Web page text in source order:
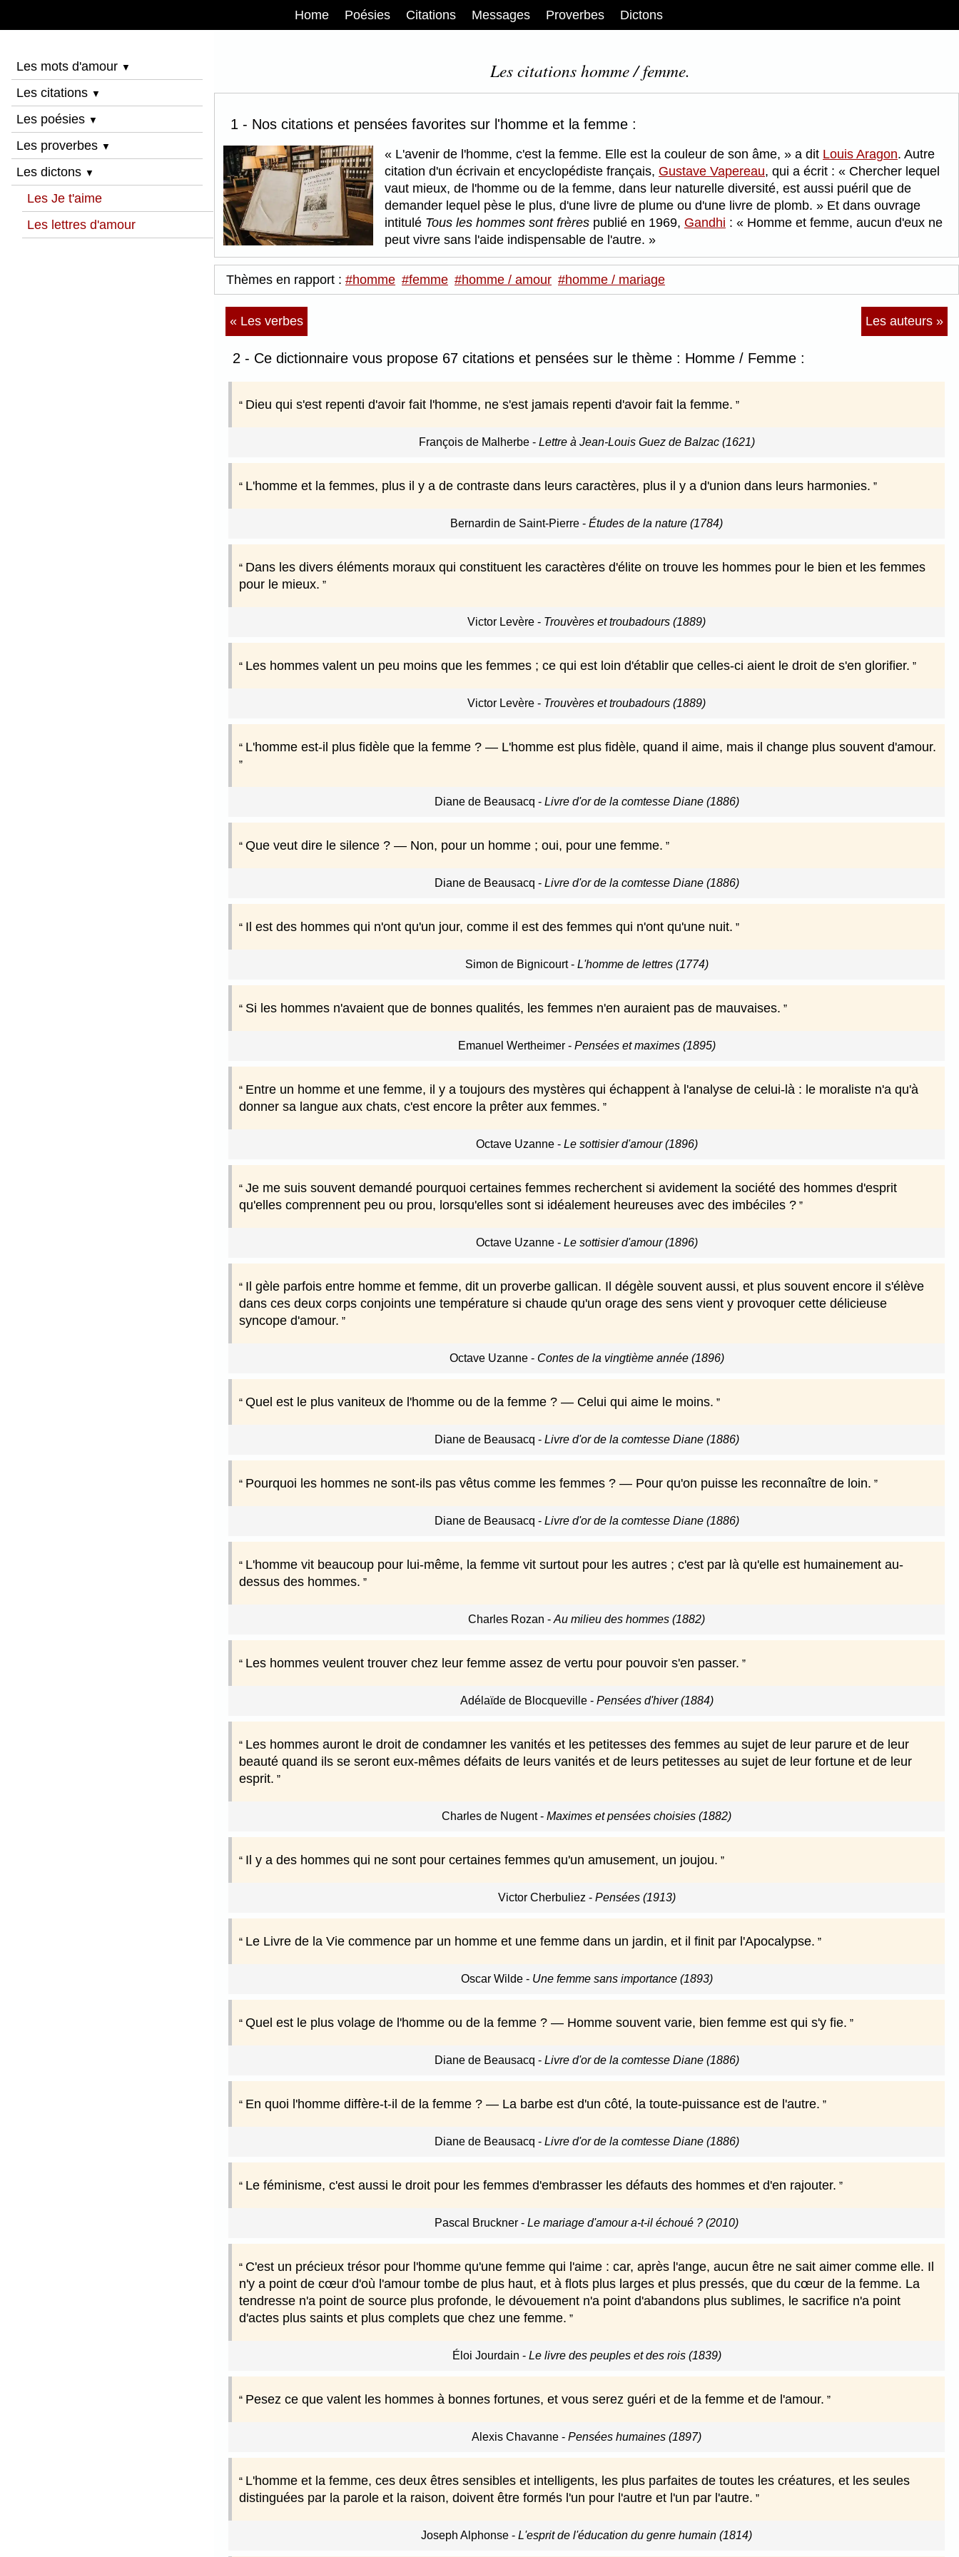
Home Poésies Citations Messages Proverbes Dictons
Les mots d'amour ▼
Les citations ▼
Les poésies ▼
Les proverbes ▼
Les dictons ▼
Les Je t'aime
Les lettres d'amour
Les citations homme / femme.
1 - Nos citations et pensées favorites sur l'homme et la femme :
L'avenir de l'homme, c'est la femme. Elle est la couleur de son âme, a dit Louis Aragon. Autre
citation d'un écrivain et encyclopédiste français, Gustave Vapereau, qui a écrit :
Chercher lequel
vaut mieux, de l'homme ou de la femme, dans leur naturelle diversité, est aussi puéril que de
demander lequel pèse le plus, d'une livre de plume ou d'une livre de plomb.
Et dans ouvrage
intitulé Tous les hommes sont frères publié en 1969, Gandhi :
Homme et femme, aucun d'eux ne
peut vivre sans l'aide indispensable de l'autre.
Thèmes en rapport : #homme #femme #homme / amour #homme / mariage
« Les verbes Les auteurs »
2 - Ce dictionnaire vous propose 67 citations et pensées sur le thème : Homme / Femme :
Dieu qui s'est repenti d'avoir fait l'homme, ne s'est jamais repenti d'avoir fait la femme.
François de Malherbe- Lettre à Jean-Louis Guez de Balzac (1621)
L'homme et la femmes, plus il y a de contraste dans leurs caractères, plus il y a d'union dans leurs harmonies.
Bernardin de Saint-Pierre - Études de la nature (1784)
Dans les divers éléments moraux qui constituent les caractères d'élite on trouve les hommes pour le bien et les femmes
pour le mieux.
Victor Levère - Trouvères et troubadours (1889)
Les hommes valent un peu moins que les femmes ; ce qui est loin d'établir que celles-ci aient le droit de s'en glorifier.
Victor Levère - Trouvères et troubadours (1889)
L'homme est-il plus fidèle que la femme ? — L'homme est plus fidèle, quand il aime, mais il change plus souvent d'amour.
Diane de Beausacq - Livre d'or de la comtesse Diane (1886)
Que veut dire le silence ? — Non, pour un homme ; oui, pour une femme.
Diane de Beausacq - Livre d'or de la comtesse Diane (1886)
Il est des hommes qui n'ont qu'un jour, comme il est des femmes qui n'ont qu'une nuit.
Simon de Bignicourt- L'homme de lettres (1774)
Si les hommes n'avaient que de bonnes qualités, les femmes n'en auraient pas de mauvaises.
Emanuel Wertheimer- Pensées et maximes (1895)
Entre un homme et une femme, il y a toujours des mystères qui échappent à l'analyse de celui-là : le moraliste n'a qu'à
donner sa langue aux chats, c'est encore la prêter aux femmes.
Octave Uzanne- Le sottisier d'amour (1896)
Je me suis souvent demandé pourquoi certaines femmes recherchent si avidement la société des hommes d'esprit
qu'elles comprennent peu ou prou, lorsqu'elles sont si idéalement heureuses avec des imbéciles ?
Octave Uzanne- Le sottisier d'amour (1896)
Il gèle parfois entre homme et femme, dit un proverbe gallican. Il dégèle souvent aussi, et plus souvent encore il s'élève
dans ces deux corps conjoints une température si chaude qu'un orage des sens vient y provoquer cette délicieuse
syncope d'amour.
Octave Uzanne- Contes de la vingtième année (1896)
Quel est le plus vaniteux de l'homme ou de la femme ? — Celui qui aime le moins.
Diane de Beausacq - Livre d'or de la comtesse Diane (1886)
Pourquoi les hommes ne sont-ils pas vêtus comme les femmes ? — Pour qu'on puisse les reconnaître de loin.
Diane de Beausacq - Livre d'or de la comtesse Diane (1886)
L'homme vit beaucoup pour lui-même, la femme vit surtout pour les autres ; c'est par là qu'elle est humainement au-
dessus des hommes.
Charles Rozan - Au milieu des hommes (1882)
Les hommes veulent trouver chez leur femme assez de vertu pour pouvoir s'en passer.
Adélaïde de Blocqueville- Pensées d'hiver (1884)
Les hommes auront le droit de condamner les vanités et les petitesses des femmes au sujet de leur parure et de leur
beauté quand ils se seront eux-mêmes défaits de leurs vanités et de leurs petitesses au sujet de leur fortune et de leur
esprit.
Charles de Nugent- Maximes et pensées choisies (1882)
Il y a des hommes qui ne sont pour certaines femmes qu'un amusement, un joujou.
Victor Cherbuliez - Pensées (1913)
Le Livre de la Vie commence par un homme et une femme dans un jardin, et il finit par l'Apocalypse.
Oscar Wilde- Une femme sans importance (1893)
Quel est le plus volage de l'homme ou de la femme ? — Homme souvent varie, bien femme est qui s'y fie.
Diane de Beausacq - Livre d'or de la comtesse Diane (1886)
En quoi l'homme diffère-t-il de la femme ? — La barbe est d'un côté, la toute-puissance est de l'autre.
Diane de Beausacq - Livre d'or de la comtesse Diane (1886)
Le féminisme, c'est aussi le droit pour les femmes d'embrasser les défauts des hommes et d'en rajouter.
Pascal Bruckner - Le mariage d'amour a-t-il échoué ? (2010)
C'est un précieux trésor pour l'homme qu'une femme qui l'aime : car, après l'ange, aucun être ne sait aimer comme elle. Il
n'y a point de cœur d'où l'amour tombe de plus haut, et à flots plus larges et plus pressés, que du cœur de la femme. La
tendresse n'a point de source plus profonde, le dévouement n'a point d'abandons plus sublimes, le sacrifice n'a point
d'actes plus saints et plus complets que chez une femme.
Éloi Jourdain - Le livre des peuples et des rois (1839)
Pesez ce que valent les hommes à bonnes fortunes, et vous serez guéri et de la femme et de l'amour.
Alexis Chavanne - Pensées humaines (1897)
L'homme et la femme, ces deux êtres sensibles et intelligents, les plus parfaites de toutes les créatures, et les seules
distinguées par la parole et la raison, doivent être formés l'un pour l'autre et l'un par l'autre.
Joseph Alphonse - L'esprit de l'éducation du genre humain (1814)